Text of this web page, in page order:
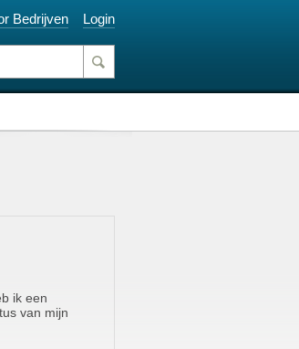
Bedrijven Login
ik een
van mijn